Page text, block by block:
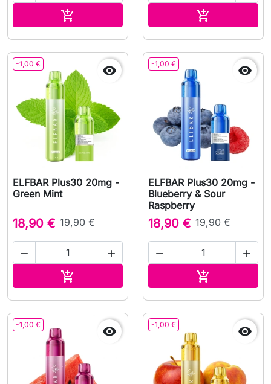
 
-1,00 € 
ELFBAR Plus30 20mg -
Green Mint
18,90 € 19,90 €
 

-1,00 € 
ELFBAR Plus30 20mg -
Blueberry & Sour
Raspberry
18,90 € 19,90 €
 

-1,00 €  -1,00 € 